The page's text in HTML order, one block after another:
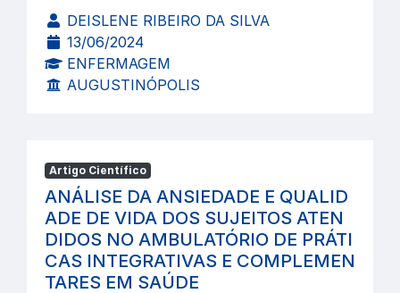
DEISLENE RIBEIRO DA SILVA
13/06/2024
ENFERMAGEM
AUGUSTINÓPOLIS
Artigo Científico
ANÁLISE DA ANSIEDADE E QUALID
ADE DE VIDA DOS SUJEITOS ATEN
DIDOS NO AMBULATÓRIO DE PRÁTI
CAS INTEGRATIVAS E COMPLEMEN
TARES EM SAÚDE